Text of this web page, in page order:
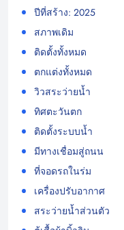
ปีที่สร้าง: 2025
สภาพเดิม
ติดตั้งทั้งหมด
ตกแต่งทั้งหมด
วิวสระว่ายน้ำ
ทิศตะวันตก
ติดตั้งระบบน้ำ
มีทางเชื่อมสู่ถนน
ที่จอดรถในร่ม
เครื่องปรับอากาศ
สระว่ายน้ำส่วนตัว